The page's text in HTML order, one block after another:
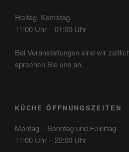
Freitag, Samstag
11:00 Uhr – 01:00 Uhr
Bei Veranstaltungen sind wir
sprechen Sie uns an.
KÜCHE ÖFFNUNGSZEITEN
Montag – Sonntag und Feiertag
11:00 Uhr – 22:00 Uhr